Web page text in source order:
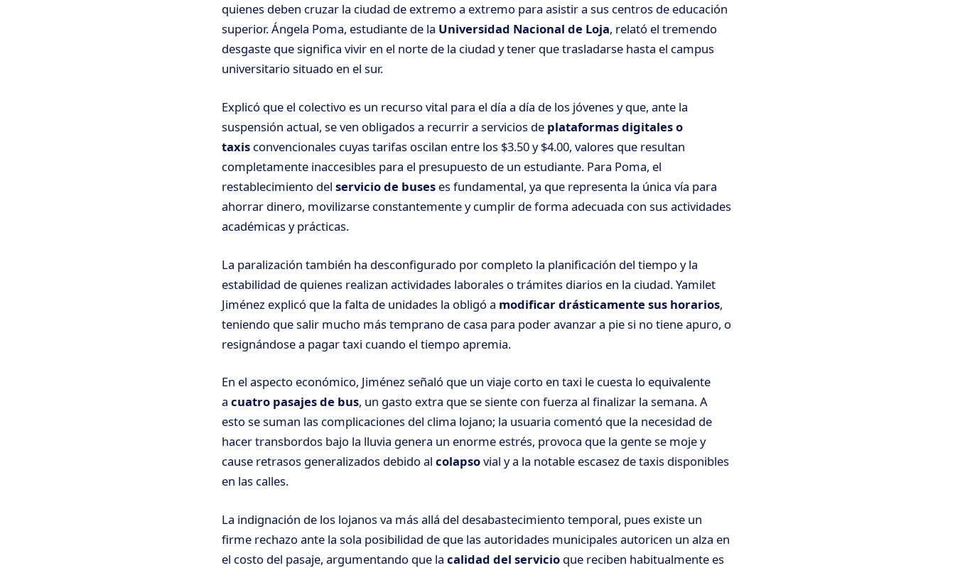
quienes deben cruzar la ciudad de extremo a extremo para asistir a sus centros de educación
superior. Ángela Poma, estudiante de la Universidad Nacional de Loja, relató el tremendo
desgaste que significa vivir en el norte de la ciudad y tener que trasladarse hasta el campus
universitario situado en el sur.
Explicó que el colectivo es un recurso vital para el día a día de los jóvenes y que, ante la
suspensión actual, se ven obligados a recurrir a servicios de plataformas digitales o
taxis convencionales cuyas tarifas oscilan entre los $3.50 y $4.00, valores que resultan
completamente inaccesibles para el presupuesto de un estudiante. Para Poma, el
restablecimiento del servicio de buses es fundamental, ya que representa la única vía para
ahorrar dinero, movilizarse constantemente y cumplir de forma adecuada con sus actividades
académicas y prácticas.
La paralización también ha desconfigurado por completo la planificación del tiempo y la
estabilidad de quienes realizan actividades laborales o trámites diarios en la ciudad. Yamilet
Jiménez explicó que la falta de unidades la obligó a modificar drásticamente sus horarios,
teniendo que salir mucho más temprano de casa para poder avanzar a pie si no tiene apuro, o
resignándose a pagar taxi cuando el tiempo apremia.
En el aspecto económico, Jiménez señaló que un viaje corto en taxi le cuesta lo equivalente
a cuatro pasajes de bus, un gasto extra que se siente con fuerza al finalizar la semana. A
esto se suman las complicaciones del clima lojano; la usuaria comentó que la necesidad de
hacer transbordos bajo la lluvia genera un enorme estrés, provoca que la gente se moje y
cause retrasos generalizados debido al colapsovial y a la notable escasez de taxis disponibles
en las calles.
La indignación de los lojanos va más allá del desabastecimiento temporal, pues existe un
firme rechazo ante la sola posibilidad de que las autoridades municipales autoricen un alza en
el costo del pasaje, argumentando que la calidad del servicio que reciben habitualmente es